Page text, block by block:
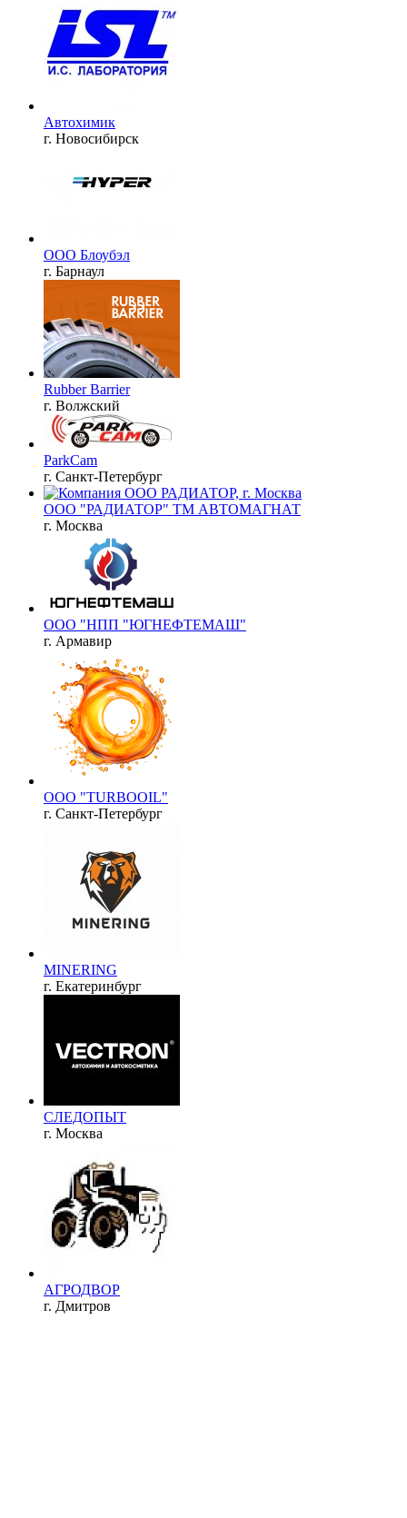
Автохимик
г. Новосибирск
ООО Блоубэл
г. Барнаул
Rubber Barrier
г. Волжский
ParkCam
г. Санкт-Петербург
ООО "РАДИАТОР" ТМ АВТОМАГНАТ
г. Москва
ООО "НПП "ЮГНЕФТЕМАШ"
г. Армавир
ООО "TURBOOIL"
г. Санкт-Петербург
MINERING
г. Екатеринбург
СЛЕДОПЫТ
г. Москва
АГРОДВОР
г. Дмитров